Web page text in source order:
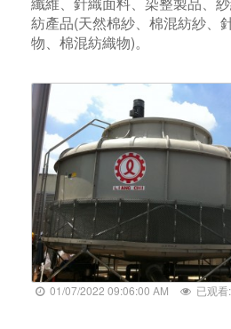
紡產品(天然棉紗、棉混紡紗、
物、棉混紡織物)。
01/07/2022 09:06:00 AM 已观